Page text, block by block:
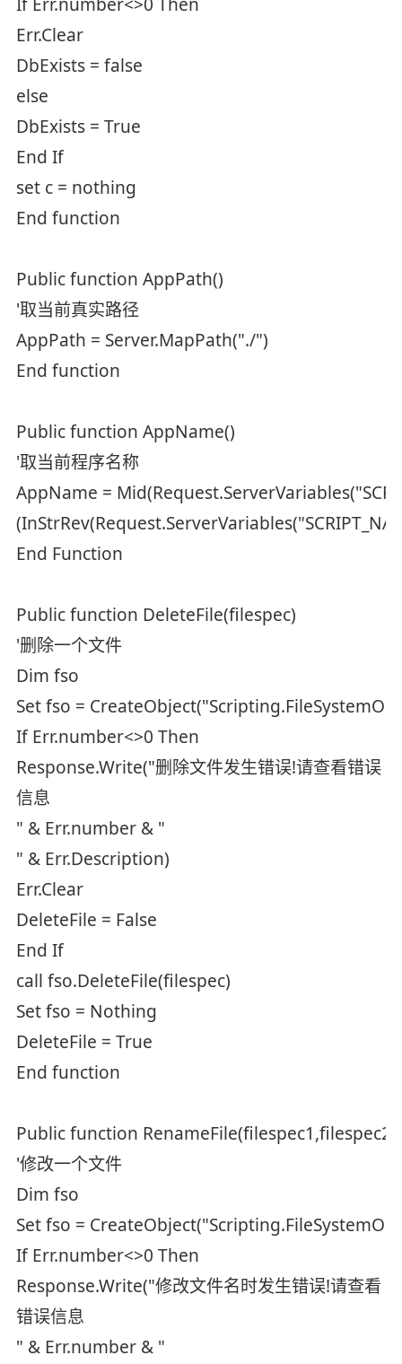
Err.Clear
DbExists = false
else
DbExists = True
End If
set c = nothing
End function
Public function AppPath()
'取当前真实路径
AppPath = Server.MapPath("./")
End function
Public function AppName()
'取当前程序名称
AppName =
End Function
Public function DeleteFile(filespec)
'删除一个文件
Dim fso
Set fso =
If Err.number<>0 Then
Response.Write("删除文件发生错误!请查看错误
信息
" & Err.number & "
" & Err.Description)
Err.Clear
DeleteFile = False
End If
call fso.DeleteFile(filespec)
Set fso = Nothing
DeleteFile = True
End function
Public function RenameFile(filespec1,filespec2)
'修改一个文件
Dim fso
Set fso =
If Err.number<>0 Then
Response.Write("修改文件名时发生错误!请查看
错误信息
" & Err.number & "